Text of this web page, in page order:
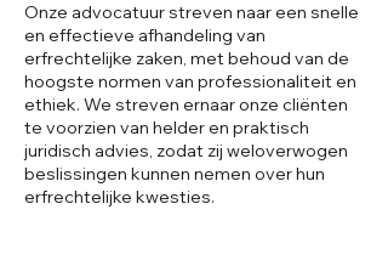
Onze advocatuur streven naar een snelle
en effectieve afhandeling van
erfrechtelijke zaken, met behoud van de
hoogste normen van professionaliteit en
ethiek. We streven ernaar onze cliënten
te voorzien van helder en praktisch
juridisch advies, zodat zij weloverwogen
beslissingen kunnen nemen over hun
erfrechtelijke kwesties.